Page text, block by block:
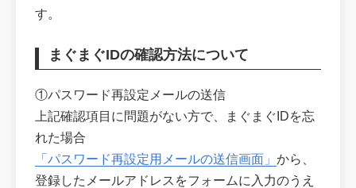
す。
まぐまぐIDの確認方法について
①パスワード再設定メールの送信
上記確認項目に問題がない方で、まぐまぐIDを忘
れた場合
「パスワード再設定用メールの送信画面」 から、
登録したメールアドレスをフォームに入力のうえ